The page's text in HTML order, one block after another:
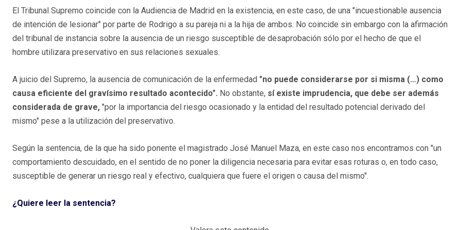
El Tribunal Supremo coincide con la Audiencia de Madrid en la existencia, en este caso, de una "incuestionable ausencia
de intención de lesionar" por parte de Rodrigo a su pareja ni a la hija de ambos. No coincide sin embargo con la afirmación
del tribunal de instancia sobre la ausencia de un riesgo susceptible de desaprobación sólo por el hecho de que el
hombre utilizara preservativo en sus relaciones sexuales.
A juicio del Supremo, la ausencia de comunicación de la enfermedad "no puede considerarse por si misma (…) como
causa eficiente del gravísimo resultado acontecido". No obstante, sí existe imprudencia, que debe ser además
considerada de grave, "por la importancia del riesgo ocasionado y la entidad del resultado potencial derivado del
mismo" pese a la utilización del preservativo.
Según la sentencia, de la que ha sido ponente el magistrado José Manuel Maza, en este caso nos encontramos con "un
comportamiento descuidado, en el sentido de no poner la diligencia necesaria para evitar esas roturas o, en todo caso,
susceptible de generar un riesgo real y efectivo, cualquiera que fuere el origen o causa del mismo".
¿Quiere leer la sentencia?